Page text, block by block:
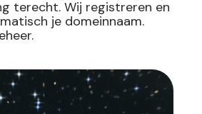
terecht. Wij registreren en
je domeinnaam.